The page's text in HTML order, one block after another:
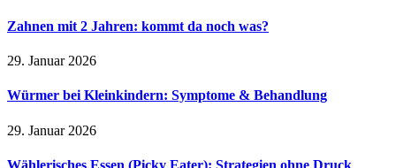
Zahnen mit 2 Jahren: kommt da noch was?
29. Januar 2026
Würmer bei Kleinkindern: Symptome & Behandlung
29. Januar 2026
Wählerisches Essen (Picky Eater): Strategien ohne Druck